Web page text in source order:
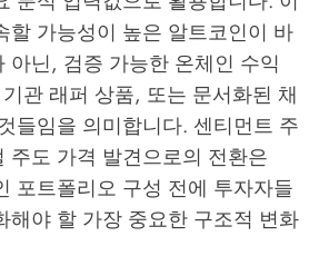
할 가능성이 높은 알트코인이 바
아닌, 검증 가능한 온체인 수익
관 래퍼 상품, 또는 문서화된 채
들임을 의미합니다. 센티먼트 주
주도 가격 발견으로의 전환은
포트폴리오 구성 전에 투자자들
해야 할 가장 중요한 구조적 변화